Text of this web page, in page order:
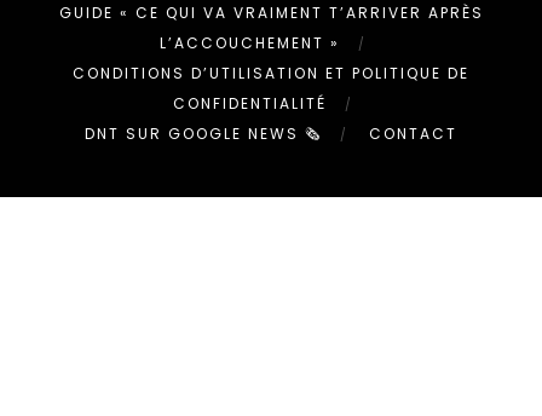
GUIDE « CE QUI VA VRAIMENT T’ARRIVER APRÈS
L’ACCOUCHEMENT »
CONDITIONS D’UTILISATION ET POLITIQUE DE
CONFIDENTIALITÉ
DNT SUR GOOGLE NEWS 🗞
CONTACT